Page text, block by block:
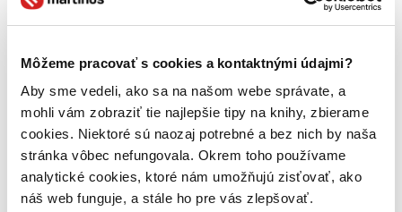
Môžeme pracovať s cookies a kontaktnými údajmi?
Aby sme vedeli, ako sa na našom webe správate, a
mohli vám zobraziť tie najlepšie tipy na knihy, zbierame
cookies. Niektoré sú naozaj potrebné a bez nich by naša
stránka vôbec nefungovala. Okrem toho používame
analytické cookies, ktoré nám umožňujú zisťovať, ako
náš web funguje, a stále ho pre vás zlepšovať.
Dostupnosť
predpredaj (0 titulov)predpredaj
dostupná (bez vypredaných) (0 titulov)dostupná (bez
vypredaných)
nová (0 titulov)nová
čítaná (0 titulov)čítaná
čítaná - výborný stav (0 titulov)čítaná - výborný stav